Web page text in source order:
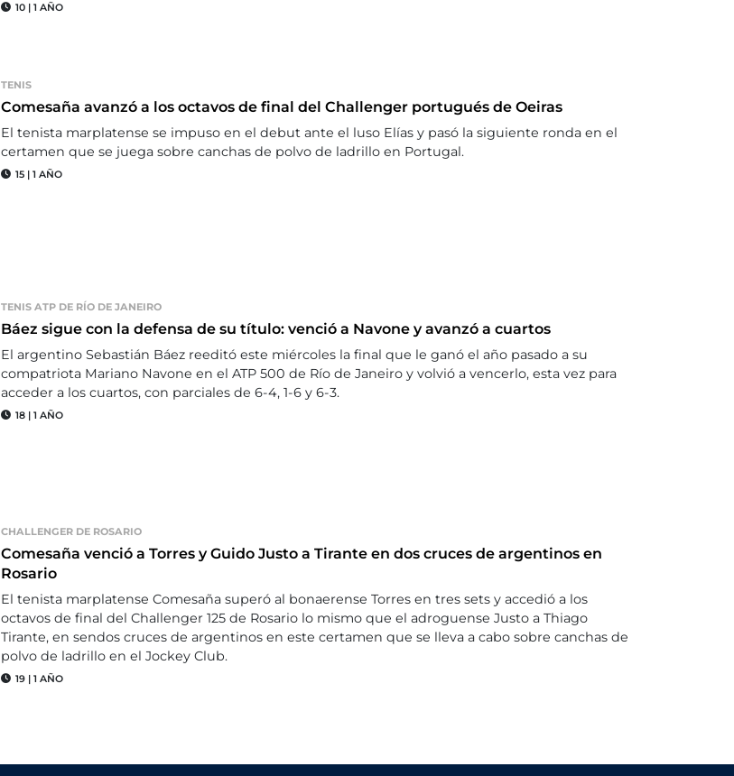
10 | 1 AÑO
TENIS
Comesaña avanzó a los octavos de final del Challenger portugués de Oeiras
El tenista marplatense se impuso en el debut ante el luso Elías y pasó la siguiente ronda en el
certamen que se juega sobre canchas de polvo de ladrillo en Portugal.
15 | 1 AÑO
TENIS ATP DE RÍO DE JANEIRO
Báez sigue con la defensa de su título: venció a Navone y avanzó a cuartos
El argentino Sebastián Báez reeditó este miércoles la final que le ganó el año pasado a su
compatriota Mariano Navone en el ATP 500 de Río de Janeiro y volvió a vencerlo, esta vez para
acceder a los cuartos, con parciales de 6-4, 1-6 y 6-3.
18 | 1 AÑO
CHALLENGER DE ROSARIO
Comesaña venció a Torres y Guido Justo a Tirante en dos cruces de argentinos en
Rosario
El tenista marplatense Comesaña superó al bonaerense Torres en tres sets y accedió a los
octavos de final del Challenger 125 de Rosario lo mismo que el adroguense Justo a Thiago
Tirante, en sendos cruces de argentinos en este certamen que se lleva a cabo sobre canchas de
polvo de ladrillo en el Jockey Club.
19 | 1 AÑO